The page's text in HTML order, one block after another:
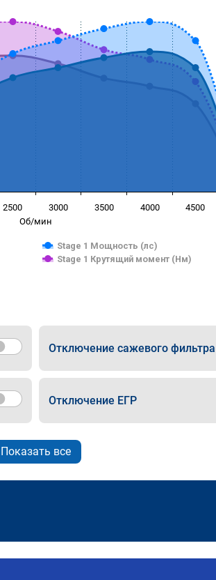
Об/мин
Stage 1 Мощность (лс)
Stage 1 Крутящий момент (Нм)
2500 3000 3500 4000 4500
Отключение сажевого фильтра
Отключение ЕГР
Показать все